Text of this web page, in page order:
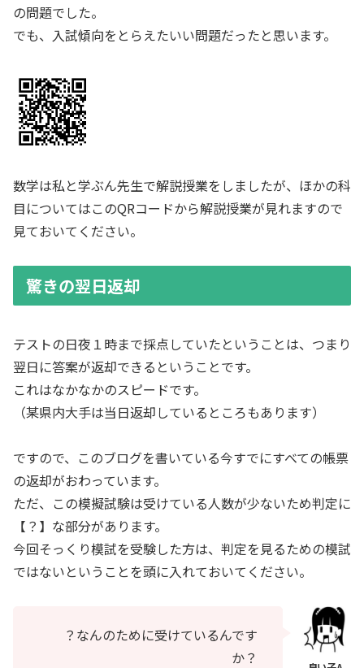
の問題でした。
でも、入試傾向をとらえたいい問題だったと思います。
数学は私と学ぶん先生で解説授業をしましたが、ほかの科
目についてはこのQRコードから解説授業が見れますので
見ておいてください。
驚きの翌日返却
テストの日夜１時まで採点していたということは、つまり
翌日に答案が返却できるということです。
これはなかなかのスピードです。
（某県内大手は当日返却しているところもあります）
ですので、このブログを書いている今すでにすべての帳票
の返却がおわっています。
ただ、この模擬試験は受けている人数が少ないため判定に
【？】な部分があります。
今回そっくり模試を受験した方は、判定を見るための模試
ではないということを頭に入れておいてください。
？なんのために受けているんです
か？